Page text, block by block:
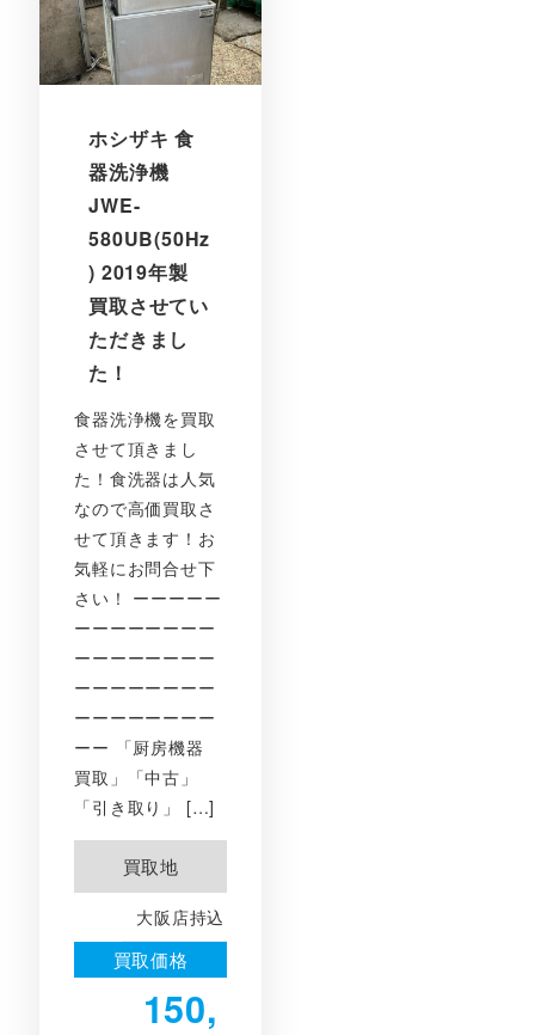
ホシザキ 食
器洗浄機
JWE-
580UB(50Hz
) 2019年製
買取させてい
ただきまし
た！
食器洗浄機を買取
させて頂きまし
た！食洗器は人気
なので高価買取さ
せて頂きます！お
気軽にお問合せ下
さい！ ーーーーー
ーーーーーーーー
ーーーーーーーー
ーーーーーーーー
ーーーーーーーー
ーー 「厨房機器
買取」「中古」
「引き取り」 […]
買取地
大阪店持込
買取価格
150,